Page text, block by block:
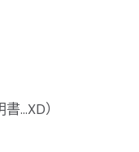
...XD）